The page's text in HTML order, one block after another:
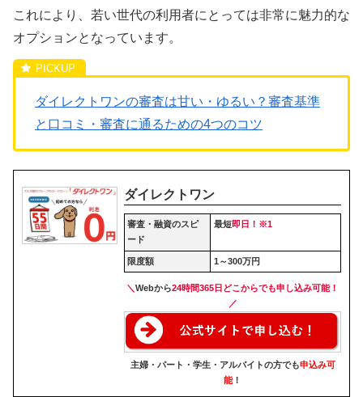
これにより、若い世代の利用者にとっては非常に魅力的な
オプションとなっています。
ダイレクトワンの審査は甘い・ゆるい？審査基準
と口コミ・審査に通るための4つのコツ
ダイレクトワン
審査・融資のスピ
ード
最短即日！※1
限度額 1～300万円
＼Webから24時間365日どこからでも申し込み可能 ！
／
主婦・パート・学生・アルバイトの方でも申込み可
能 ！